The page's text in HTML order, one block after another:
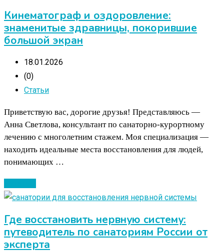
Кинематограф и оздоровление:
знаменитые здравницы, покорившие
большой экран
18.01.2026
(0)
Статьи
Приветствую вас, дорогие друзья! Представляюсь —
Анна Светлова, консультант по санаторно-курортному
лечению с многолетним стажем. Моя специализация —
находить идеальные места восстановления для людей,
понимающих …
Где восстановить нервную систему:
путеводитель по санаториям России от
эксперта